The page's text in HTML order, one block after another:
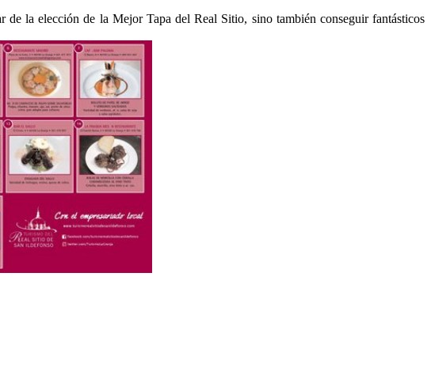
la elección de la Mejor Tapa del Real Sitio, sino también conseguir fantásticos